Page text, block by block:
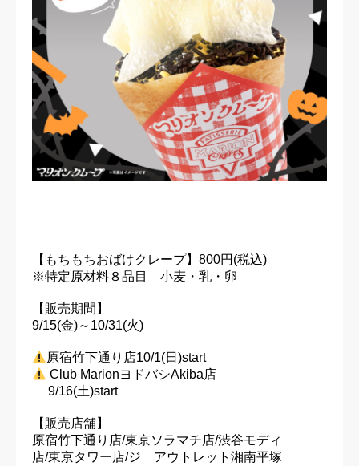
【もちもちおばけクレープ】800円(税込)
※特定原材料８品目　小麦・乳・卵
【販売期間】
9/15(金)～10/31(火)
原宿竹下通り店10/1(日)start
Club MarionヨドバシAkiba店
     9/16(土)start
【販売店舗】
原宿竹下通り店/東京ソラマチ店/渋谷モディ
店/東京タワー店/ジ　アウトレット湘南平塚